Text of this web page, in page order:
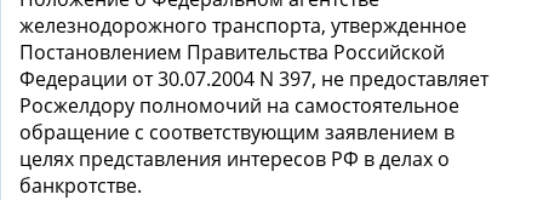
железнодорожного транспорта, утвержденное
Постановлением Правительства Российской
Федерации от 30.07.2004 N 397, не предоставляет
Росжелдору полномочий на самостоятельное
обращение с соответствующим заявлением в
целях представления интересов РФ в делах о
банкротстве.